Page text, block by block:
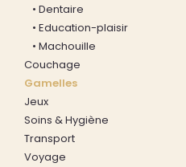
• Dentaire
• Education-plaisir
• Machouille
Couchage
Gamelles
Jeux
Soins & Hygiène
Transport
Voyage